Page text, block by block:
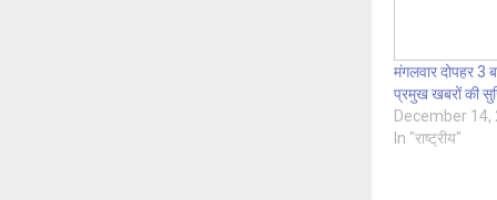
मंगलवार दोपहर
प्रमुख खबरों की
December 14,
In "राष्ट्रीय"